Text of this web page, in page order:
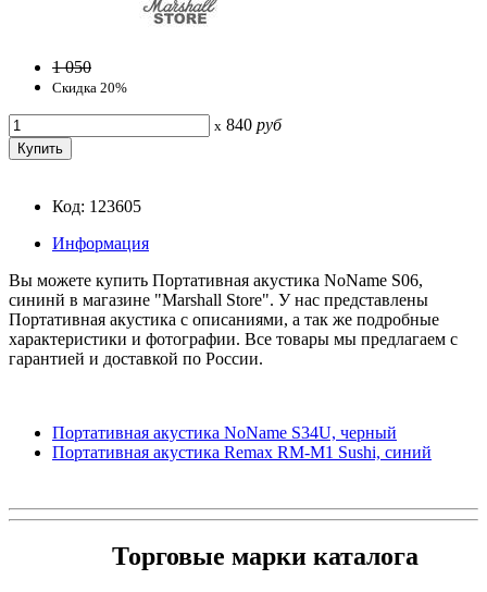
1 050
Скидка 20%
x 840 руб
Код: 123605
Информация
Вы можете купить Портативная акустика NoName S06,
сининй в магазине "Marshall Store". У нас представлены
Портативная акустика с описаниями, а так же подробные
характеристики и фотографии. Все товары мы предлагаем с
гарантией и доставкой по России.
Портативная акустика NoName S34U, черный
Портативная акустика Remax RM-M1 Sushi, синий
Торговые марки каталога